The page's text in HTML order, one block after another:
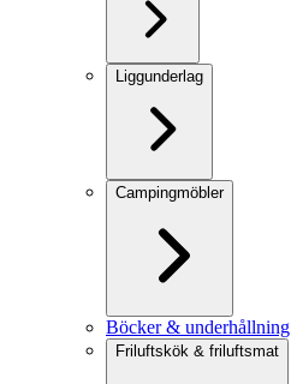
Liggunderlag
Campingmöbler
Böcker & underhållning
Friluftskök & friluftsmat